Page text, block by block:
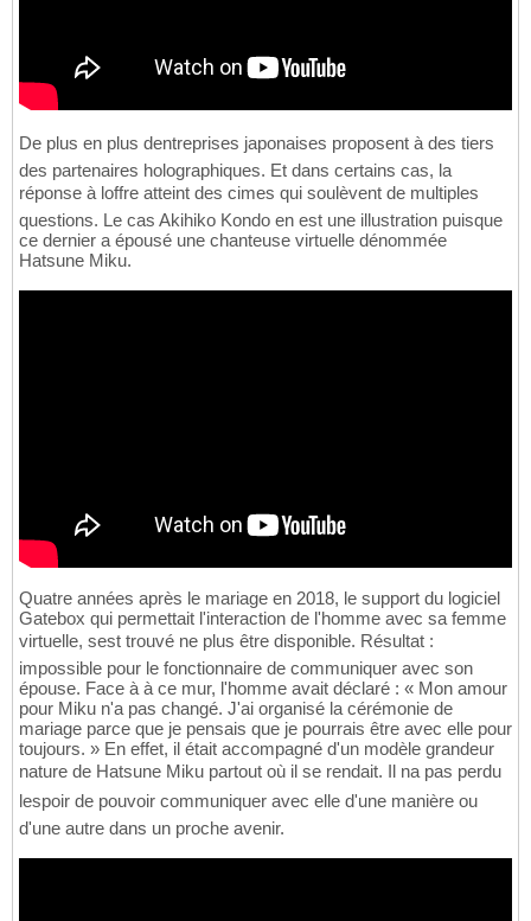
De plus en plus dentreprises japonaises proposent à des tiers
des partenaires holographiques. Et dans certains cas, la
réponse à loffre atteint des cimes qui soulèvent de multiples
questions. Le cas Akihiko Kondo en est une illustration puisque
ce dernier a épousé une chanteuse virtuelle dénommée
Hatsune Miku.
Quatre années après le mariage en 2018, le support du logiciel
Gatebox qui permettait l'interaction de l'homme avec sa femme
virtuelle, sest trouvé ne plus être disponible. Résultat :
impossible pour le fonctionnaire de communiquer avec son
épouse. Face à à ce mur, l'homme avait déclaré : « Mon amour
pour Miku n'a pas changé. J'ai organisé la cérémonie de
mariage parce que je pensais que je pourrais être avec elle pour
toujours. » En effet, il était accompagné d'un modèle grandeur
nature de Hatsune Miku partout où il se rendait. Il na pas perdu
lespoir de pouvoir communiquer avec elle d'une manière ou
d'une autre dans un proche avenir.